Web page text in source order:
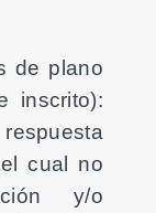
de plano
inscrito):
cual no
y/o